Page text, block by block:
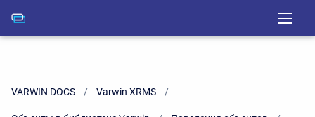
VARWIN DOCS Varwin XRMS